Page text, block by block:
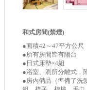
和式房間(禁煙)
●面積42～47平方公尺
●所有房間皆有陽台
●日式床墊×4組
●浴室、測所分離式，
●房內備品（準備了洗